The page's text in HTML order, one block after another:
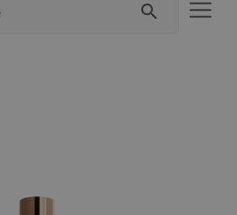
search